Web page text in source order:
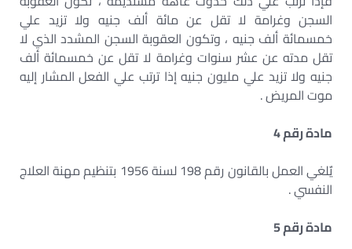
السجن وغرامة لا تقل عن مائة ألف جنيه ولا تزيد علي
خمسمائة ألف جنيه ، وتكون العقوبة السجن المشدد الذي لا
تقل مدته عن عشر سنوات وغرامة لا تقل عن خمسمائة ألف
جنيه ولا تزيد علي مليون جنيه إذا ترتب علي الفعل المشار إليه
موت المريض .
مادة رقم 4
يٌلغي العمل بالقانون رقم 198 لسنة 1956 بتنظيم مهنة العلاج
النفسي .
مادة رقم 5